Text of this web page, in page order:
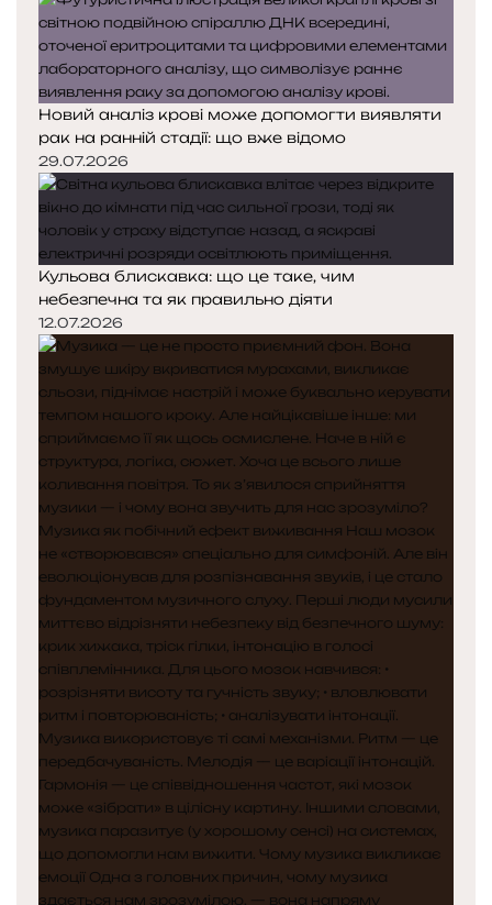
Новий аналіз крові може допомогти виявляти
рак на ранній стадії: що вже відомо
29.07.2026
Кульова блискавка: що це таке, чим
небезпечна та як правильно діяти
12.07.2026